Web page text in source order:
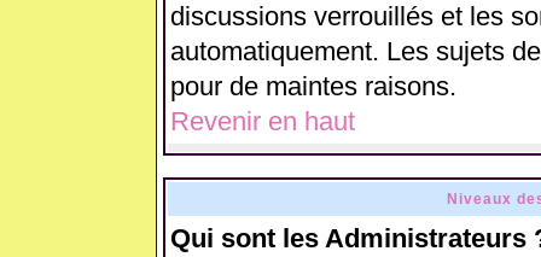
discussions verrouillés et les
automatiquement. Les sujets
pour de maintes raisons.
Revenir en haut
Niveaux
Qui sont les Administrateurs